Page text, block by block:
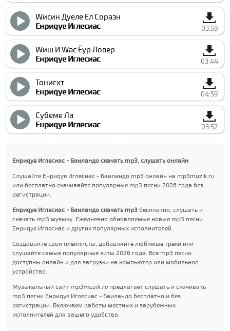
Wисин Дуеле Ел Cоразн
Енриqуе Иглесиас
03:59
Wиш И Wас Ёур Ловер
Енриqуе Иглесиас
03:44
Тонигхт
Енриqуе Иглесиас
04:59
Субеме Ла
Енриqуе Иглесиас
03:52
Енриqуе Иглесиас - Баиландо скачать mp3, слушать онлайн
Слушайте Енриqуе Иглесиас - Баиландо mp3 онлайн на mp3muzik.ru
или бесплатно скачивайте популярные mp3 песни 2026 года без
регистрации.
Енриqуе Иглесиас - Баиландо скачать mp3 бесплатно, слушать и
скачать mp3 музыку. Ежедневно обновляемые новые mp3 песни
Енриqуе Иглесиас и других популярных исполнителей.
Создавайте свои плейлисты, добавляйте любимые треки или
слушайте самые популярные хиты 2026 года. Все mp3 песни
доступны онлайн и для загрузки на компьютер или мобильное
устройство.
Музыкальный сайт mp3muzik.ruпредлагает слушать и скачивать
mp3 песни Енриqуе Иглесиас - Баиландо бесплатно и без
регистрации. Включаем работы местных и зарубежных
исполнителей для вашего удобства.